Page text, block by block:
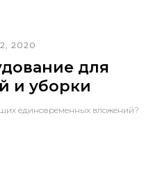
2020
для
и уборки
единовременных вложений?